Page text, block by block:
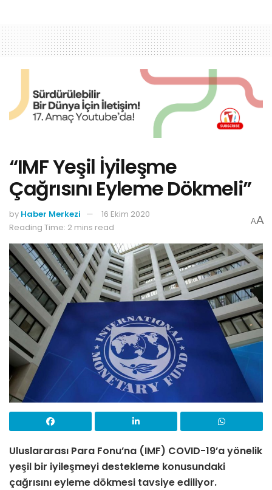
“IMF Yeşil İyileşme
Çağrısını Eyleme Dökmeli”
by Haber Merkezi
16 Ekim 2020
Reading Time: 2 mins read
AA
Uluslararası Para Fonu’na (IMF) COVID-19’a yönelik
yeşil bir iyileşmeyi destekleme konusundaki
çağrısını eyleme dökmesi tavsiye ediliyor.